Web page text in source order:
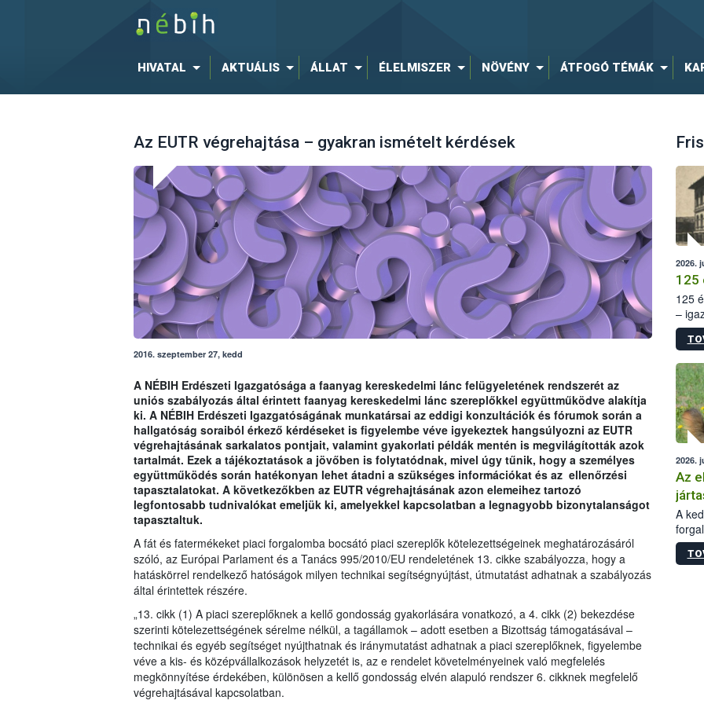
HIVATAL AKTUÁLIS ÁLLAT ÉLELMISZER NÖVÉNY ÁTFOGÓ TÉMÁK
Az EUTR végrehajtása – gyakran ismételt kérdések
2016. szeptember 27, kedd
A NÉBIH Erdészeti Igazgatósága a faanyag kereskedelmi lánc felügyeletének rendszerét az
uniós szabályozás által érintett faanyag kereskedelmi lánc szereplőkkel együttműködve alakítja
ki. A NÉBIH Erdészeti Igazgatóságának munkatársai az eddigi konzultációk és fórumok során a
hallgatóság soraiból érkező kérdéseket is figyelembe véve igyekeztek hangsúlyozni az EUTR
végrehajtásának sarkalatos pontjait, valamint gyakorlati példák mentén is megvilágították azok
tartalmát. Ezek a tájékoztatások a jövőben is folytatódnak, mivel úgy tűnik, hogy a személyes
együttműködés során hatékonyan lehet átadni a szükséges információkat és az ellenőrzési
tapasztalatokat. A következőkben az EUTR végrehajtásának azon elemeihez tartozó
legfontosabb tudnivalókat emeljük ki, amelyekkel kapcsolatban a legnagyobb bizonytalanságot
tapasztaltuk.
A fát és fatermékeket piaci forgalomba bocsátó piaci szereplők kötelezettségeinek meghatározásáról
szóló, az Európai Parlament és a Tanács 995/2010/EU rendeletének 13. cikke szabályozza, hogy a
hatáskörrel rendelkező hatóságok milyen technikai segítségnyújtást, útmutatást adhatnak a szabályozás
által érintettek részére.
„13. cikk (1) A piaci szereplőknek a kellő gondosság gyakorlására vonatkozó, a 4. cikk (2) bekezdése
szerinti kötelezettségének sérelme nélkül, a tagállamok – adott esetben a Bizottság támogatásával –
technikai és egyéb segítséget nyújthatnak és iránymutatást adhatnak a piaci szereplőknek, figyelembe
véve a kis- és középvállalkozások helyzetét is, az e rendelet követelményeinek való megfelelés
megkönnyítése érdekében, különösen a kellő gondosság elvén alapuló rendszer 6. cikknek megfelelő
végrehajtásával kapcsolatban.
2026.
125
125
–
15.
2026.
Az
A